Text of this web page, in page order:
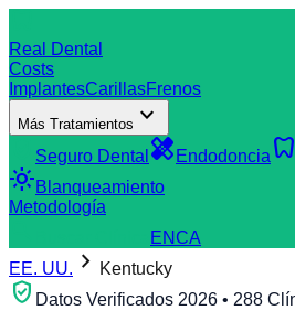
Real Dental
Costs
ImplantesCarillasFrenos
Más Tratamientos expand_more
Seguro Dental healing Endodoncia dentistry
light_modeBlanqueamiento
Metodología
ENCA
EE. UU. chevron_right Kentucky
verified_user Datos Verificados 2026 • 288